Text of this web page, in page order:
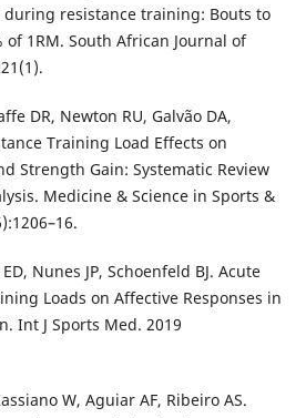
during resistance training: Bouts to
1RM. South African Journal of
DR, Newton RU, Galvão DA,
Training Load Effects on
Strength Gain: Systematic Review
Medicine & Science in Sports &
Nunes JP, Schoenfeld BJ. Acute
Loads on Affective Responses in
Int J Sports Med. 2019
W, Aguiar AF, Ribeiro AS.